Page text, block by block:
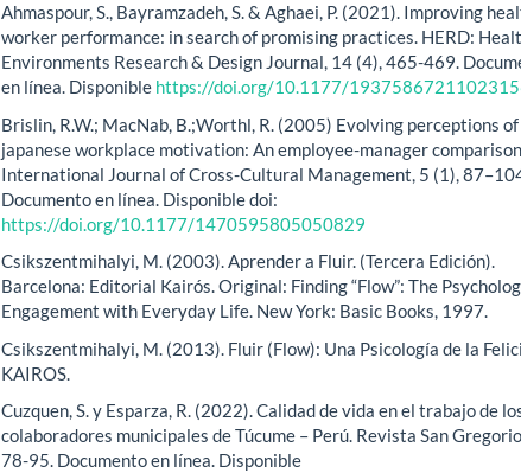
Ahmaspour, S., Bayramzadeh, S. & Aghaei, P. (2021). Improving
worker performance: in search of promising practices. HERD:
Environments Research & Design Journal, 14 (4), 465-469.
en línea. Disponible https://doi.org/10.1177/
Brislin, R.W.; MacNab, B.;Worthl, R. (2005) Evolving perceptions of
japanese workplace motivation: An employee-manager comparison.
International Journal of Cross-Cultural Management, 5 (1),
Documento en línea. Disponible doi:
https://doi.org/10.1177/1470595805050829
Csikszentmihalyi, M. (2003). Aprender a Fluir. (Tercera Edición).
Barcelona: Editorial Kairós. Original: Finding “Flow”: The
Engagement with Everyday Life. New York: Basic Books, 1997.
Csikszentmihalyi, M. (2013). Fluir (Flow): Una Psicología de la
KAIROS.
Cuzquen, S. y Esparza, R. (2022). Calidad de vida en el trabajo de
colaboradores municipales de Túcume – Perú. Revista San
78-95. Documento en línea. Disponible